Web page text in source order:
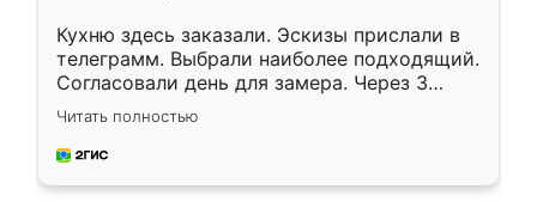
Кухню здесь заказали. Эскизы прислали в
телеграмм. Выбрали наиболее подходящий.
Согласовали день для замера. Через 3
недели кухня была уже готова. Остались
довольны работой. Спасибо Ренессанс
мебель за качественную работу!
Читать полностью